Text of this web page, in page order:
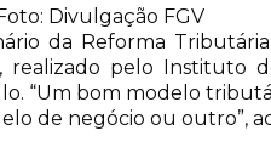
Divulgação FGV
da Reforma
realizado pelo Instituto
“Um bom modelo
de negócio ou outro”,